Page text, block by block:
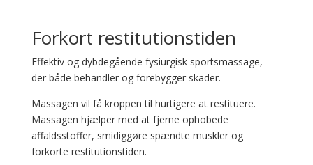
Forkort restitutionstiden
Effektiv og dybdegående fysiurgisk sportsmassage,
der både behandler og forebygger skader.
Massagen vil få kroppen til hurtigere at restituere.
Massagen hjælper med at fjerne ophobede
affaldsstoffer, smidiggøre spændte muskler og
forkorte restitutionstiden.